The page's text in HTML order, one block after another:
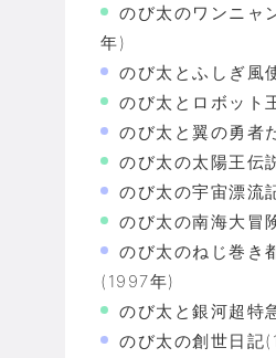
のび太のワンニャ
年)
のび太とふしぎ風
のび太とロボット
のび太と翼の勇者
のび太の太陽王伝
のび太の宇宙漂流
のび太の南海大冒
のび太のねじ巻き
(1997年)
のび太と銀河超特
のび太の創世日記